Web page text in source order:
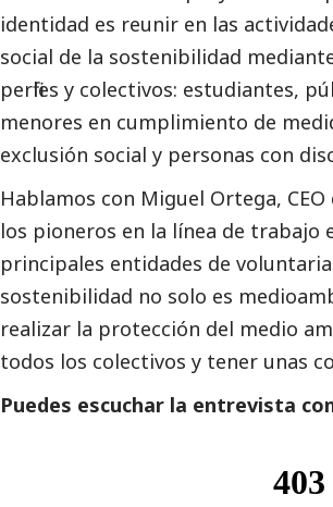
identidad es reunir en las
social de la sostenibilidad
perfiles y colectivos: estudiantes,
menores en cumplimiento de
exclusión social y personas con
Hablamos con Miguel Ortega,
los pioneros en la línea de trabajo
principales entidades de
sostenibilidad no solo es
realizar la protección del medio
todos los colectivos y tener unas
Puedes escuchar la entrevista